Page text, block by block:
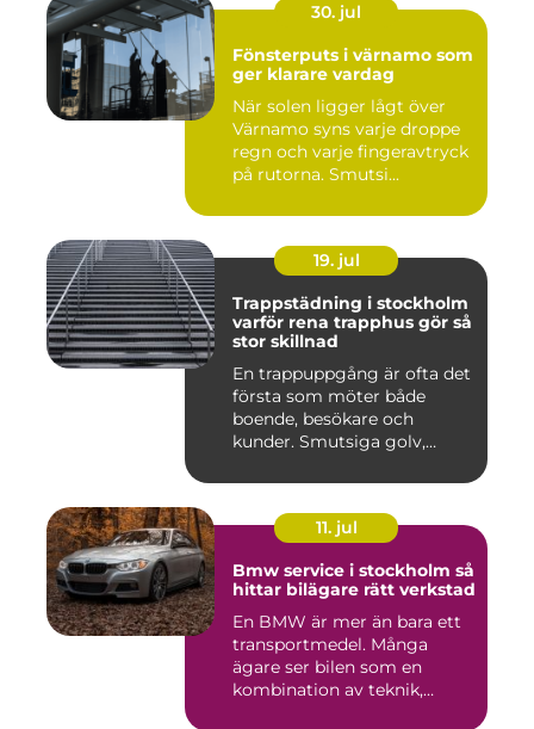
30. jul
Fönsterputs i värnamo som
ger klarare vardag
När solen ligger lågt över
Värnamo syns varje droppe
regn och varje fingeravtryck
på rutorna. Smutsi...
19. jul
Trappstädning i stockholm
varför rena trapphus gör så
stor skillnad
En trappuppgång är ofta det
första som möter både
boende, besökare och
kunder. Smutsiga golv,
11. jul
Bmw service i stockholm så
hittar bilägare rätt verkstad
En BMW är mer än bara ett
transportmedel. Många
ägare ser bilen som en
kombination av teknik,